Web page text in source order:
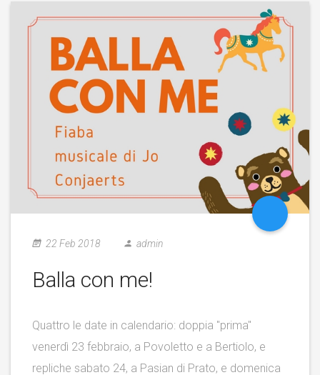
22 Feb 2018 admin
Balla con me!
Quattro le date in calendario: doppia "prima"
venerdì 23 febbraio, a Povoletto e a Bertiolo, e
repliche sabato 24, a Pasian di Prato, e domenica